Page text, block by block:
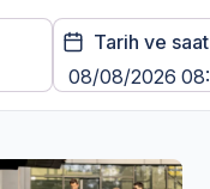
Tarih ve saat